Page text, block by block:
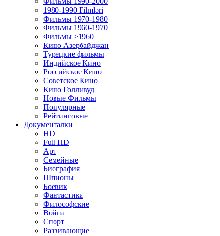
1980-1990 Filmləri
Фильмы 1970-1980
Фильмы 1960-1970
Фильмы >1960
Кино Азербайджан
Турецкие фильмы
Индийское Кино
Российское Кино
Советское Кино
Кино Голливуд
Новые Фильмы
Популярные
Рейтинговые
Документалки
HD
Full HD
Арт
Семейные
Биография
Шпионы
Боевик
Фантастика
Философские
Война
Спорт
Развивающие